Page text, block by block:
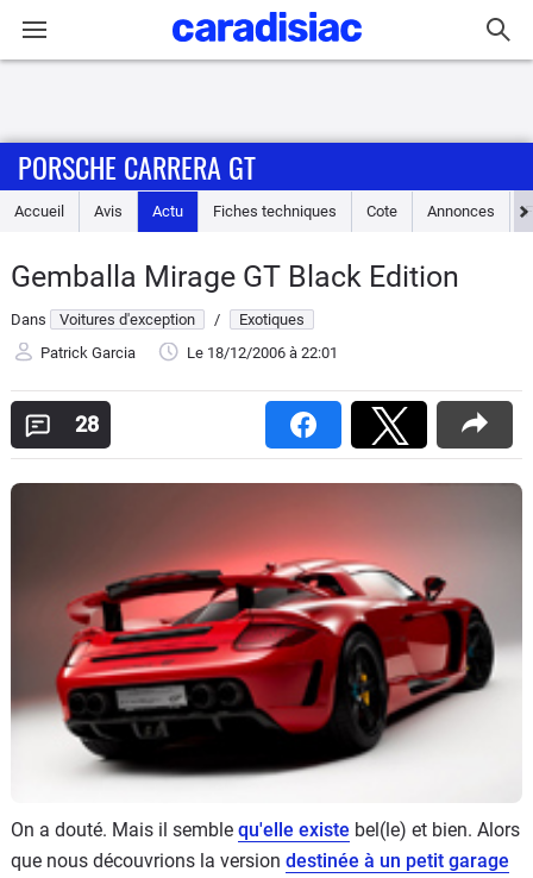
Accueil
Essais
Guide
Electriques
Services
Forum
Marques
PORSCHE CARRERA GT
Accueil Avis Actu Fiches techniques Cote Annonces
Gemballa Mirage GT Black Edition
Dans Voitures d'exception /
Exotiques
Patrick Garcia
Le 18/12/2006 à 22:01
28
On a douté. Mais il semble qu'elle existe bel(le) et bien. Alors
que nous découvrions la version destinée à un petit garage